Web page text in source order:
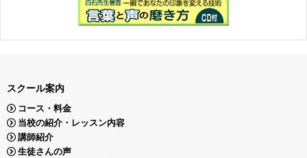
スクール案内
コース・料金
当校の紹介・レッスン内容
講師紹介
生徒さんの声